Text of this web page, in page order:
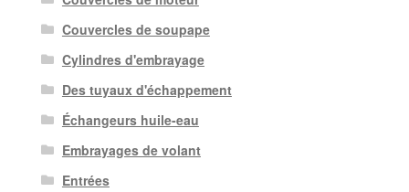
Couvercles de soupape
Cylindres d'embrayage
Des tuyaux d'échappement
Échangeurs huile-eau
Embrayages de volant
Entrées